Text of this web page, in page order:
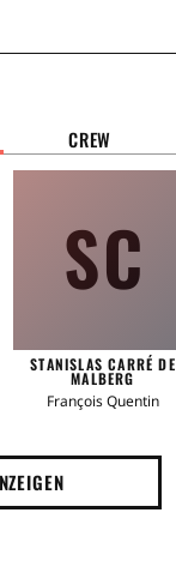
CREW
SC
STANISLAS CARRÉ DE
MALBERG
François Quentin